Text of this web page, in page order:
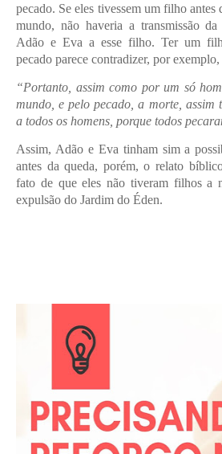
pecado. Se eles tivessem um filho antes
mundo, não haveria a transmissão
Adão e Eva a esse filho. Ter um
pecado parece contradizer, por
“Portanto, assim como por um só
mundo, e pelo pecado, a morte, assim
a todos os homens, porque todos
Assim, Adão e Eva tinham sim a
antes da queda, porém, o relato
fato de que eles não tiveram filhos a
expulsão do Jardim do Éden.